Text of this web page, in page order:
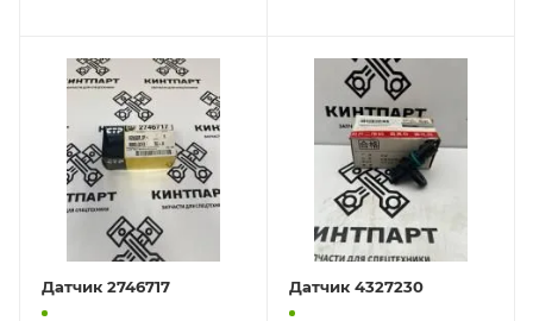
Датчик 2746717 Датчик 4327230